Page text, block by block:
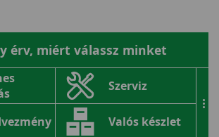
érv, miért válassz minket
Szerviz
Valós készlet
...